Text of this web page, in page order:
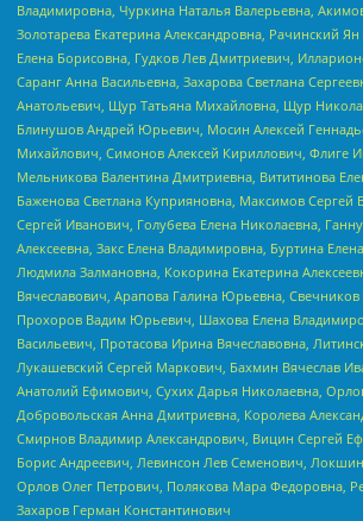
Владимировна, Чуркина Наталья Валерьевна,
Золотарева Екатерина Александровна, Рачинский
Елена Борисовна, Гудков Лев Дмитриевич,
Саранг Анна Васильевна, Захарова Светлана
Анатольевич, Щур Татьяна Михайловна, Щур
Блинушов Андрей Юрьевич, Мосин Алексей
Михайлович, Симонов Алексей Кириллович, Флиге
Мельникова Валентина Дмитриевна, Вититинова
Баженова Светлана Куприяновна, Максимов Сергей
Сергей Иванович, Голубева Елена Николаевна,
Алексеевна, Закс Елена Владимировна, Буртина
Людмила Залмановна, Кокорина Екатерина
Вячеславович, Арапова Галина Юрьевна,
Прохоров Вадим Юрьевич, Шахова Елена
Васильевич, Протасова Ирина Вячеславовна,
Лукашевский Сергей Маркович, Бахмин Вячеслав
Анатолий Ефимович, Сухих Дарья Николаевна,
Добровольская Анна Дмитриевна, Королева
Смирнов Владимир Александрович, Вицин Сергей
Борис Андреевич, Левинсон Лев Семенович,
Орлов Олег Петрович, Полякова Мара Федоровна,
Захаров Герман Константинович